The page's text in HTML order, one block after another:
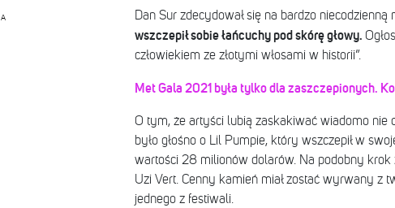
Dan Sur zdecydował się na bardzo niecodzienną
wszczepił sobie łańcuchy pod skórę głowy.
człowiekiem ze złotymi włosami w historii”.
Met Gala 2021 była tylko dla zaszczepionych.
O tym, że artyści lubią zaskakiwać wiadomo nie
było głośno o Lil Pumpie, który wszczepił w
wartości 28 milionów dolarów. Na podobny krok
Uzi Vert. Cenny kamień miał zostać wyrwany z
jednego z festiwali.